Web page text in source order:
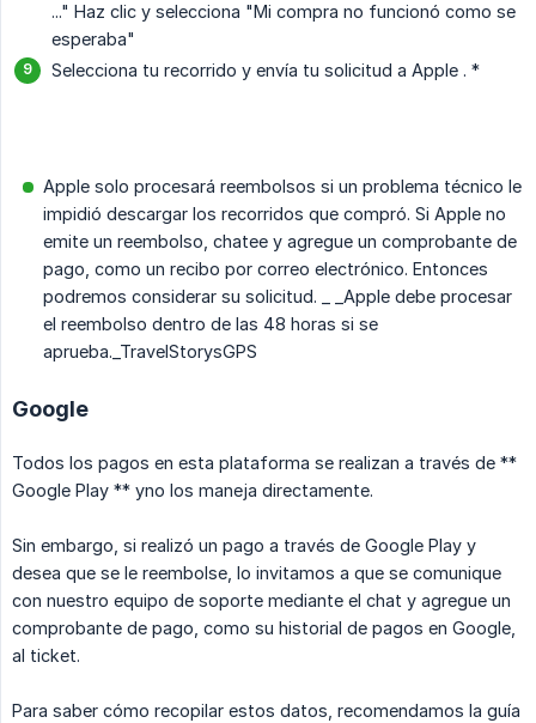
..." Haz clic y selecciona "Mi compra no funcionó como se
esperaba"
Selecciona tu recorrido y envía tu solicitud a Apple . *
Apple solo procesará reembolsos si un problema técnico le
impidió descargar los recorridos que compró. Si Apple no
emite un reembolso, chatee y agregue un comprobante de
pago, como un recibo por correo electrónico. Entonces
podremos considerar su solicitud. _ _Apple debe procesar
el reembolso dentro de las 48 horas si se
aprueba._TravelStorysGPS
Google
Todos los pagos en esta plataforma se realizan a través de **
Google Play ** yno los maneja directamente.
Sin embargo, si realizó un pago a través de Google Play y
desea que se le reembolse, lo invitamos a que se comunique
con nuestro equipo de soporte mediante el chat y agregue un
comprobante de pago, como su historial de pagos en Google,
al ticket.
Para saber cómo recopilar estos datos, recomendamos la guía